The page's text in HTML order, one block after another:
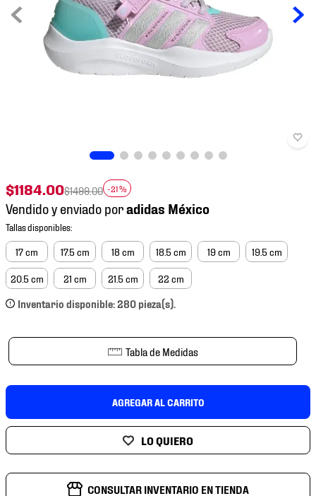
$1184.00$1499.00 -21 %
Vendido y enviado por
17 cm 17.5 cm 18 cm 18.5 cm 19 cm 19.5 cm
20.5 cm 21 cm 21.5 cm 22 cm
Inventario disponible: 280 pieza(s).
Tabla de Medidas
AGREGAR AL CARRITO
CONSULTAR INVENTARIO EN TIENDA
7.
mochilas
chivas
tenis niño